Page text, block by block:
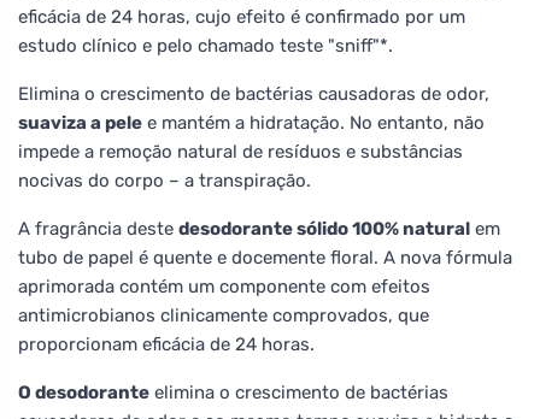
eficácia de 24 horas, cujo efeito é confirmado por um
estudo clínico e pelo chamado teste "sniff"*.
Elimina o crescimento de bactérias causadoras de odor,
suaviza a pele e mantém a hidratação. No entanto, não
impede a remoção natural de resíduos e substâncias
nocivas do corpo – a transpiração.
A fragrância deste desodorante sólido 100% natural em
tubo de papel é quente e docemente floral. A nova fórmula
aprimorada contém um componente com efeitos
antimicrobianos clinicamente comprovados, que
proporcionam eficácia de 24 horas.
O desodorante elimina o crescimento de bactérias